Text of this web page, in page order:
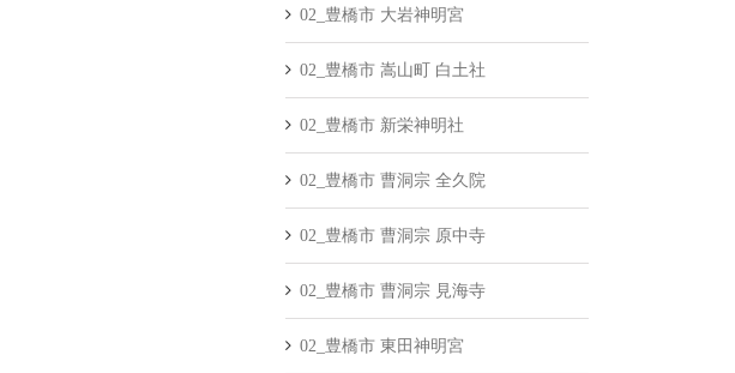
02_豊橋市 大岩神明宮
02_豊橋市 嵩山町 白土社
02_豊橋市 新栄神明社
02_豊橋市 曹洞宗 全久院
02_豊橋市 曹洞宗 原中寺
02_豊橋市 曹洞宗 見海寺
02_豊橋市 東田神明宮